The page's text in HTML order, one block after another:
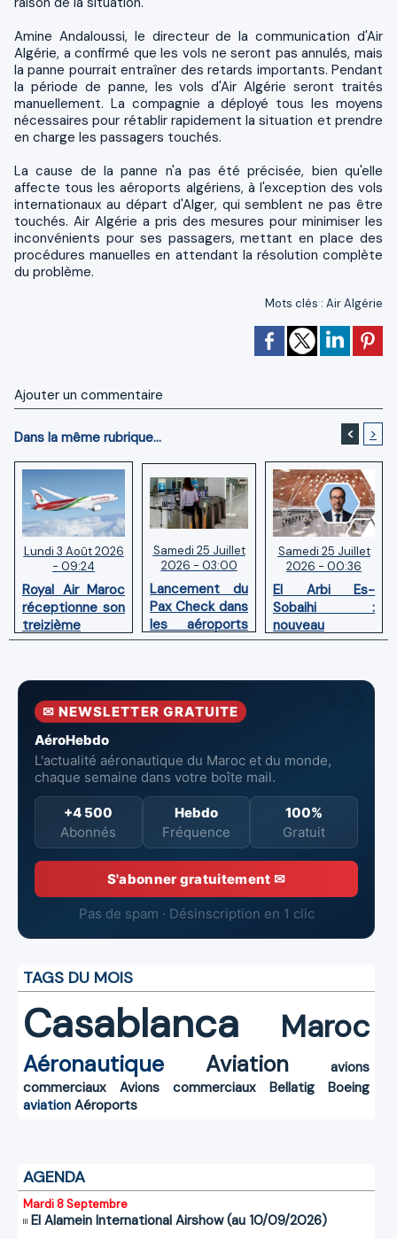
Amine Andaloussi, le directeur de la communication d'Air
Algérie, a confirmé que les vols ne seront pas annulés, mais
la panne pourrait entraîner des retards importants. Pendant
la période de panne, les vols d'Air Algérie seront traités
manuellement. La compagnie a déployé tous les moyens
nécessaires pour rétablir rapidement la situation et prendre
en charge les passagers touchés.
La cause de la panne n'a pas été précisée, bien qu'elle
affecte tous les aéroports algériens, à l'exception des vols
internationaux au départ d'Alger, qui semblent ne pas être
touchés. Air Algérie a pris des mesures pour minimiser les
inconvénients pour ses passagers, mettant en place des
procédures manuelles en attendant la résolution complète
du problème.
Mots clés : Air Algérie
Ajouter un commentaire
Dans la même rubrique... < >
Lundi 3 Août 2026
- 09:24
Royal Air Maroc
réceptionne son
treizième
Boeing 787
Samedi 25 Juillet
2026 - 03:00
Lancement du
Pax Check dans
les aéroports
du Maroc
Samedi 25 Juillet
2026 - 00:36
El Arbi Es-
Sobaihi :
nouveau
directeur à la
l’Aéroport
Mohammed V
✉ NEWSLETTER GRATUITE
AéroHebdo
L'actualité aéronautique du Maroc et du monde,
chaque semaine dans votre boîte mail.
+4 500
Abonnés
Hebdo
Fréquence
100%
Gratuit
S'abonner gratuitement ✉
Pas de spam · Désinscription en 1 clic
TAGS DU MOIS
Casablanca Maroc
Aéronautique Aviation
avions
commerciaux
Avions commerciaux Bellatig
Boeing
aviation Aéroports
AGENDA
Mardi 8 Septembre
El Alamein International Airshow (au 10/09/2026)